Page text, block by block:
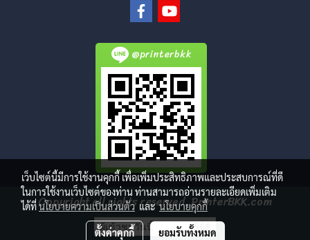
@printerbkk
Copyright all rights reserved. PrinterBKK.com
ผู้เข้าชมวันนี้ 568
เว็บไซต์นี้มีการใช้งานคุกกี้ เพื่อเพิ่มประสิทธิภาพและประสบการณ์ที่ดี
ในการใช้งานเว็บไซต์ของท่าน ท่านสามารถอ่านรายละเอียดเพิ่มเติม
ได้ที่นโยบายความเป็นส่วนตัวและนโยบายคุกกี้
ตั้งค่าคุกกี้ ยอมรับทั้งหมด